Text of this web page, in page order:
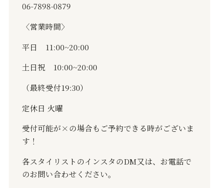
06-7898-0879
〈営業時間〉
平日 11:00~20:00
土日祝 10:00~20:00
（最終受付19:30）
定休日 火曜
受付可能が× の場合もご予約できる時がございま
す！
各スタイリストのインスタのDM又は、お電話で
のお問い合わせください。